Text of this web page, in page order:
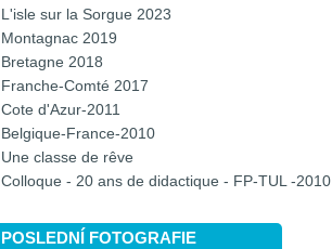
L'isle sur la Sorgue 2023
Montagnac 2019
Bretagne 2018
Franche-Comté 2017
Cote d'Azur-2011
Belgique-France-2010
Une classe de rêve
Colloque - 20 ans de didactique - FP-TUL -2010
POSLEDNÍ FOTOGRAFIE